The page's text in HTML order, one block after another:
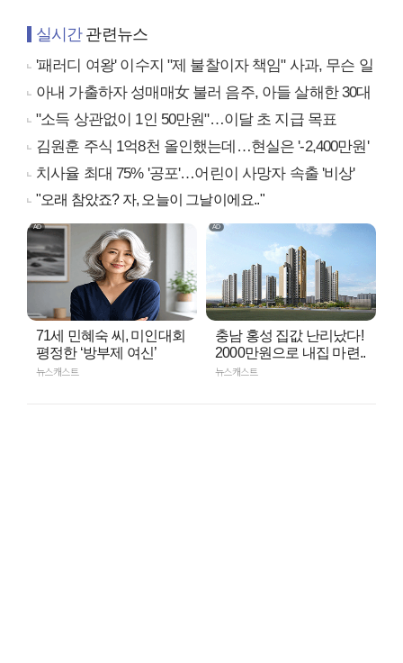
실시간관련뉴스
'패러디 여왕' 이수지 "제 불찰이자 책임" 사과, 무슨 일
아내 가출하자 성매매女 불러 음주, 아들 살해한 30대
"소득 상관없이 1인 50만원"…이달 초 지급 목표
김원훈 주식 1억8천 올인했는데…현실은 '-2,400만원'
치사율 최대 75% '공포'…어린이 사망자 속출 '비상'
"오래 참았죠? 자, 오늘이 그날이에요.."
71세 민혜숙 씨, 미인대회
평정한 ‘방부제 여신’
뉴스캐스트
충남 홍성 집값 난리났다!
2000만원으로 내집 마련..
뉴스캐스트